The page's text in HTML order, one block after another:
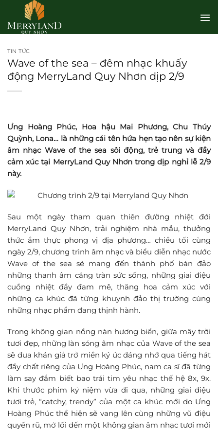
nội
TIN TỨC
Wave of the sea – đêm nhạc khuấy
động MerryLand Quy Nhơn dịp 2/9
Ưng Hoàng Phúc, Hoa hậu Mai Phương, Chu Thúy
Quỳnh, Lona… là những cái tên hứa hẹn tạo nên sự kiện
âm nhạc Wave of the sea sôi động, trẻ trung và đầy
cảm xúc tại MerryLand Quy Nhơn trong dịp nghỉ lễ 2/9
này.
Sau một ngày tham quan thiên đường nhiệt đới
MerryLand Quy Nhơn, trải nghiệm nhà mẫu, thưởng
thức ẩm thực phong vị địa phương… chiều tối cùng
ngày 2/9, chương trình âm nhạc và biểu diễn nhạc nước
Wave of the sea sẽ mang đến thành phố bán đảo
những thanh âm căng tràn sức sống, những giai điệu
cuồng nhiệt đầy đam mê, thăng hoa cảm xúc với
những ca khúc đã từng khuynh đảo thị trường cùng
những nhạc phẩm đang thịnh hành.
Trong không gian nồng nàn hương biển, giữa mây trời
tươi đẹp, những làn sóng âm nhạc của Wave of the sea
sẽ đưa khán giả trở miền ký ức đáng nhớ qua tiếng hát
đầy chất riêng của Ưng Hoàng Phúc, nam ca sĩ đã từng
làm say đắm biết bao trái tim yêu nhạc thế hệ 8x, 9x.
Khi thước phim kỷ niệm vừa đi qua, những giai điệu
tươi trẻ, “catchy, trendy” của một ca khúc mới do Ưng
Hoàng Phúc thể hiện sẽ vang lên cùng những vũ điệu
quyến rũ, mở lối đến một không gian âm nhạc tươi mới